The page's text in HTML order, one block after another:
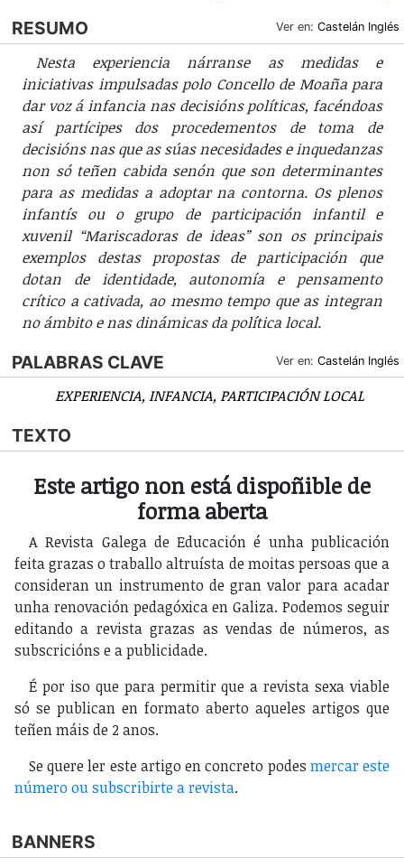
RESUMO Ver en:Castelán Inglés
Nesta experiencia nárranse as medidas e
iniciativas impulsadas polo Concello de Moaña para
dar voz á infancia nas decisións políticas, facéndoas
así partícipes dos procedementos de toma de
decisións nas que as súas necesidades e inquedanzas
non só teñen cabida senón que son determinantes
para as medidas a adoptar na contorna. Os plenos
infantís ou o grupo de participación infantil e
xuvenil “Mariscadoras de ideas” son os principais
exemplos destas propostas de participación que
dotan de identidade, autonomía e pensamento
crítico a cativada, ao mesmo tempo que as integran
no ámbito e nas dinámicas da política local.
PALABRAS CLAVE Ver en:Castelán Inglés
EXPERIENCIA INFANCIA PARTICIPACIÓN LOCAL
TEXTO
Este artigo non está dispoñible de
forma aberta
A Revista Galega de Educación é unha publicación
feita grazas o traballo altruísta de moitas persoas que a
consideran un instrumento de gran valor para acadar
unha renovación pedagóxica en Galiza. Podemos seguir
editando a revista grazas as vendas de números, as
subscricións e a publicidade.
É por iso que para permitir que a revista sexa viable
só se publican en formato aberto aqueles artigos que
teñen máis de 2 anos.
Se quere ler este artigo en concreto podes mercar este
número ou subscribirte a revista.
BANNERS